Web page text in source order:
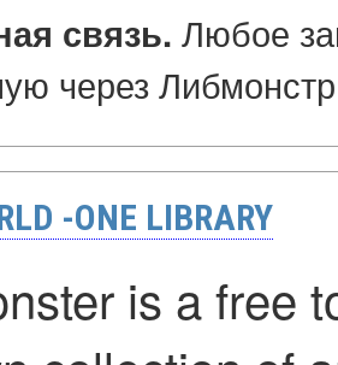
связь. Любое
через
-ONE LIBRARY
is a free